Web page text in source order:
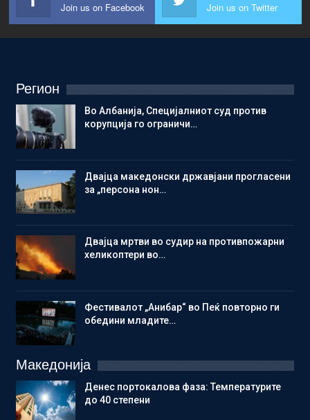
Join us on Facebook Join us on Twitter
Регион
Во Албанија, Специјалниот суд против
корупција го ограничи…
Двајца македонски државјани прогласени
за „персона нон…
Двајца мртви во судир на противпожарни
хеликоптери во…
Фестивалот „Анибар“ во Пеќ повторно ги
обедини младите…
Македонија
Денес портокалова фаза: Температурите
до 40 степени